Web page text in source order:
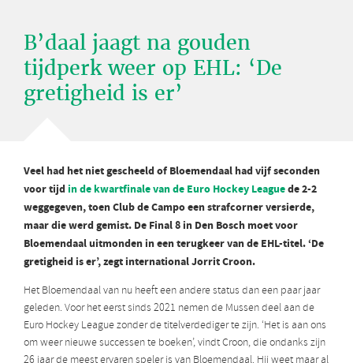
B’daal jaagt na gouden
tijdperk weer op EHL: ‘De
gretigheid is er’
Veel had het niet gescheeld of Bloemendaal had vijf seconden
voor tijd in de kwartfinale van de Euro Hockey Leaguede 2-2
weggegeven, toen Club de Campo een strafcorner versierde,
maar die werd gemist. De Final 8 in Den Bosch moet voor
Bloemendaal uitmonden in een terugkeer van de EHL-titel.‘De
gretigheid is er’, zegt international Jorrit Croon.
Het Bloemendaal van nu heeft een andere status dan een paar jaar
geleden. Voor het eerst sinds 2021 nemen de Mussen deel aan de
Euro Hockey League zonder de titelverdediger te zijn. ‘Het is aan ons
om weer nieuwe successen te boeken’, vindt Croon, die ondanks zijn